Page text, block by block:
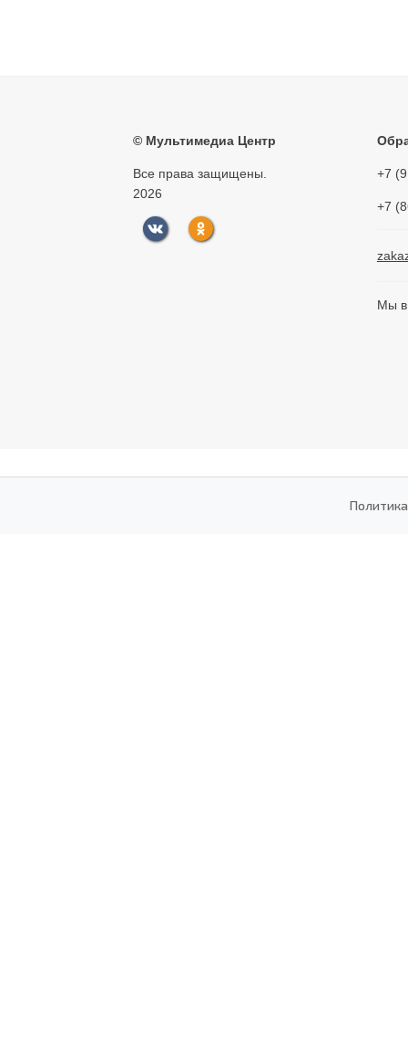
©Мультимедиа Центр
Все права защищены.
2026
+7
+7
Мы в